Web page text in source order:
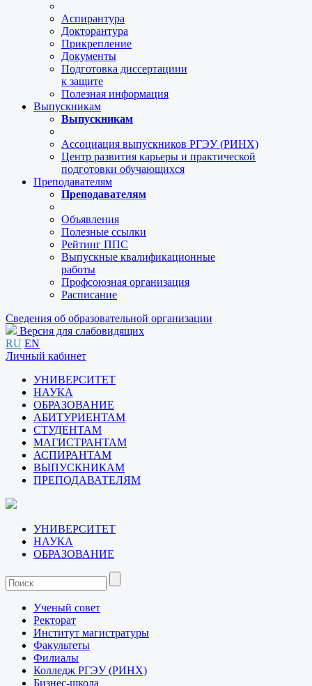
Аспирантура
Докторантура
Прикрепление
Документы
Подготовка диссертациии
к защите
Полезная информация
Выпускникам
Выпускникам
Ассоциация выпускников РГЭУ (РИНХ)
Центр развития карьеры и практической
подготовки обучающихся
Преподавателям
Преподавателям
Объявления
Полезные ссылки
Рейтинг ППС
Выпускные квалификационные
работы
Профсоюзная организация
Расписание
Сведения об образовательной организации
Версия для слабовидящих
RU EN
Личный кабинет
УНИВЕРСИТЕТ
НАУКА
ОБРАЗОВАНИЕ
АБИТУРИЕНТАМ
СТУДЕНТАМ
МАГИСТРАНТАМ
АСПИРАНТАМ
ВЫПУСКНИКАМ
ПРЕПОДАВАТЕЛЯМ
УНИВЕРСИТЕТ
НАУКА
ОБРАЗОВАНИЕ
Ученый совет
Ректорат
Институт магистратуры
Факультеты
Филиалы
Колледж РГЭУ (РИНХ)
Бизнес-школа